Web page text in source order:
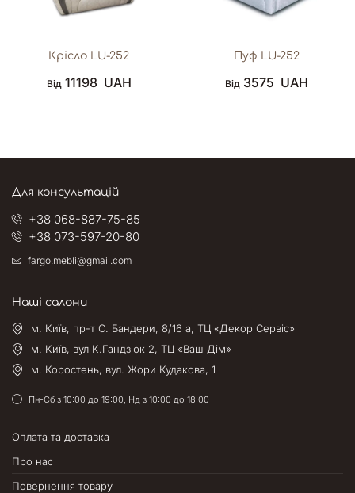
Крісло LU-252
Від 11198 UAH
Пуф LU-252
Від 3575 UAH
Для консультацій
+38 068-887-75-85
+38 073-597-20-80
fargo.mebli@gmail.com
Наші салони
м. Київ, пр-т С. Бандери, 8/16 а, ТЦ «Декор Сервіс»
м. Київ, вул К.Гандзюк 2, ТЦ «Ваш Дім»
м. Коростень, вул. Жори Кудакова, 1
Пн-Сб з 10:00 до 19:00, Нд з 10:00 до 18:00
Оплата та доставка
Про нас
Повернення товару